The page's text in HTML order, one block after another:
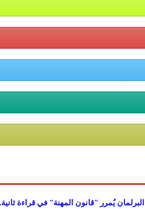
البرلمان يُمرر "قانون المهنة" في قراءة